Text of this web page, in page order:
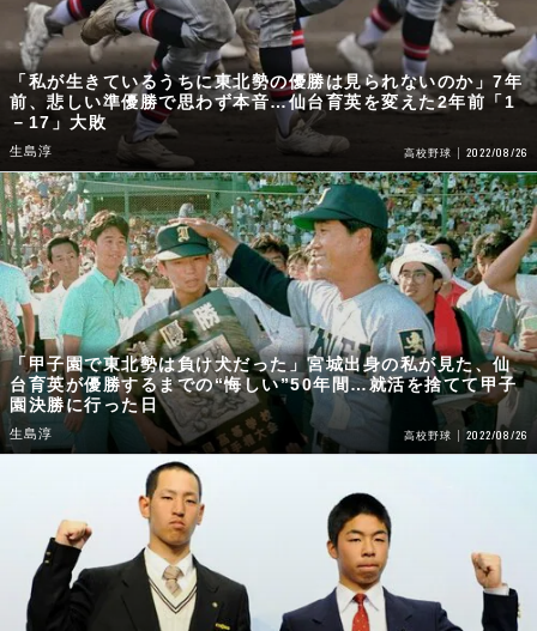
「私が生きているうちに東北勢の優勝は見られないのか」7年
前、悲しい準優勝で思わず本音…仙台育英を変えた2年前「1
－17」大敗
生島淳 高校野球 2022/08/26
「甲子園で東北勢は負け犬だった」宮城出身の私が見た、仙
台育英が優勝するまでの“悔しい”50年間…就活を捨てて甲子
園決勝に行った日
生島淳 高校野球 2022/08/26